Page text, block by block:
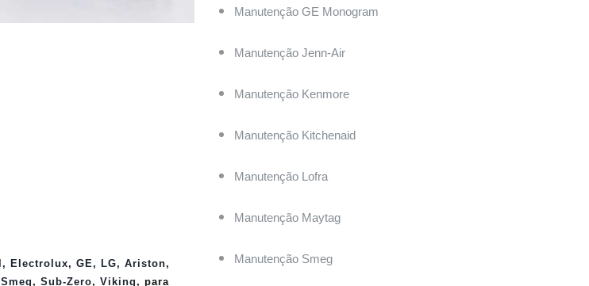
, Electrolux, GE, LG, Ariston,
Smeg , Sub-Zero, Viking , para
Manutenção GE Monogram
Manutenção Jenn-Air
Manutenção Kenmore
Manutenção Kitchenaid
Manutenção Lofra
Manutenção Maytag
Manutenção Smeg